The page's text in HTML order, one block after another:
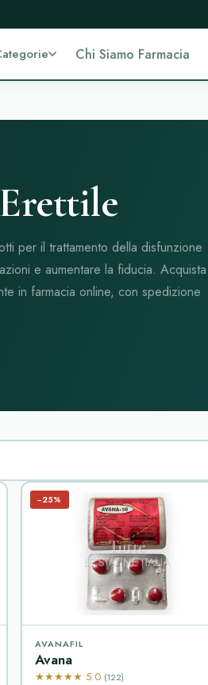
Chi Siamo Farmacia
per il trattamento della disfunzione
e aumentare la fiducia. Acquista
in farmacia online, con spedizione
−25%
AVANAFIL
Avana
★★★★★ 5.0 (122)